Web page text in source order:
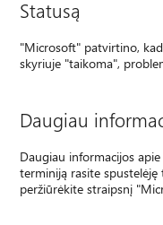
Statusą
"Microsoft" patvirtino,
skyriuje "taikoma",
Daugiau
Daugiau informacijos
terminiją rasite
peržiūrėkite straipsnį